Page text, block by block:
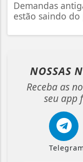
Demandas
estão saindo
NOSSAS
Receba as
seu app